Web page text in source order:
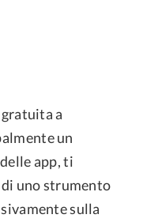
a
un
app, ti
uno strumento
sulla